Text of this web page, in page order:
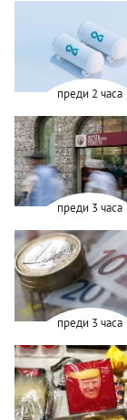
преди 2 часа
преди 3 часа
преди 3 часа